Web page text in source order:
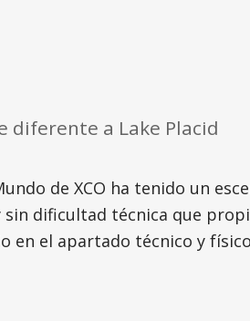
diferente a Lake Placid
de XCO ha tenido un
dificultad técnica que
en el apartado técnico y